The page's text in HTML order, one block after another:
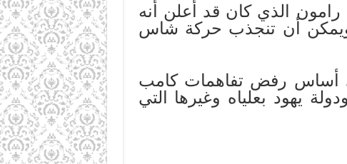
الذي كان قد أعلن أنه
ويمكن أن تنجذب حركة شاس
رفض تفاهمات كامب
يهود بعلياه وغيرها التي